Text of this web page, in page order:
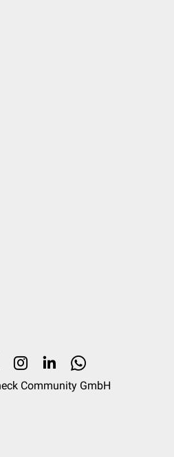
Community GmbH